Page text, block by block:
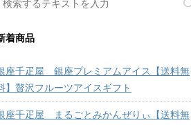
着商品
座千疋屋 銀座プレミアムアイス【送料無
】贅沢フルーツアイスギフト
座千疋屋 まるごとみかんぜりぃ【送料無